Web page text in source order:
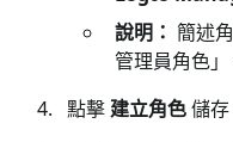
說明： 簡述
管理員角色
點擊 建立角色儲存